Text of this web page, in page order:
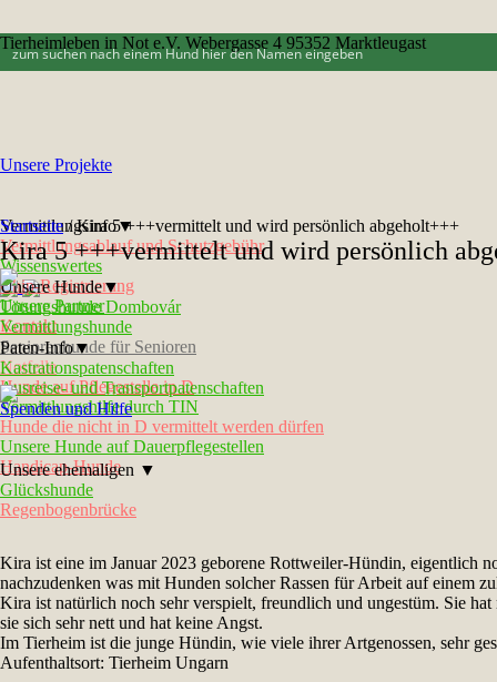
Tierheimleben in Not e.V. Webergasse 4 95352 Marktleugast
Unsere Projekte
Vermittlungsinfo▼
Vermittlungsablauf und Schutzgebühr
Wissenswertes
Chip-Registrierung
Unsere Partner
Kontakt
Unsere Hunde▼
Tötungshunde Dombovár
Vermittlungshunde
Seniorenhunde für Senioren
Notfelle
Hunde auf Pflegestelle in D
Vermittlungshilfe durch TIN
Hunde die nicht in D vermittelt werden dürfen
Unsere Hunde auf Dauerpflegestellen
Handicap-Hunde
Paten-Info▼
Kastrationspatenschaften
Ausreise- und Transportpatenschaften
Spenden und Hilfe
Unsere ehemaligen ▼
Glückshunde
Regenbogenbrücke
Startseite /Kira 5 +++vermittelt und wird persönlich abgeholt+++
Kira 5 +++vermittelt und wird persönlich
Kira ist eine im Januar 2023 geborene Rottweiler-Hündin, eigentlich
nachzudenken was mit Hunden solcher Rassen für Arbeit auf einem
Kira ist natürlich noch sehr verspielt, freundlich und ungestüm. Sie
sie sich sehr nett und hat keine Angst.
Im Tierheim ist die junge Hündin, wie viele ihrer Artgenossen, sehr
Aufenthaltsort: Tierheim Ungarn